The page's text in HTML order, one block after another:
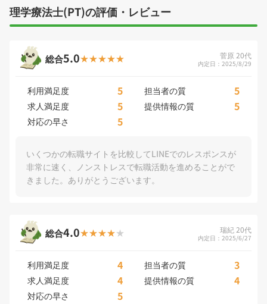
理学療法士(PT)の評価・レビュー
総合5.0 菅原 20代
内定日：2025/8/29
利用満足度 5 担当者の質 5
求人満足度 5 提供情報の質 5
対応の早さ 5
いくつかの転職サイトを比較してLINEでのレスポンスが
非常に速く、ノンストレスで転職活動を進めることがで
きました。ありがとうございます。
総合4.0 瑞紀 20代
内定日：2025/6/27
利用満足度 4 担当者の質 3
求人満足度 4 提供情報の質 4
対応の早さ 5